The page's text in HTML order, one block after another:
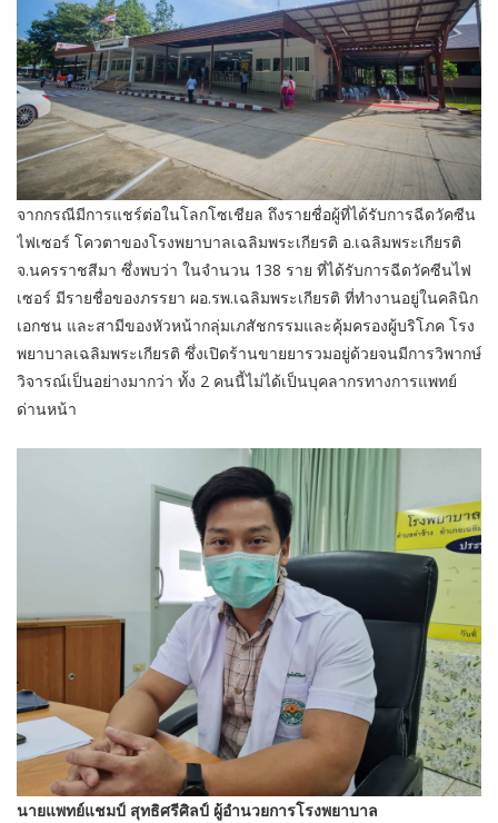
จากกรณีมีการแชร์ต่อในโลกโซเชียล ถึงรายชื่อผู้ที่ได้รับการฉีดวัคซีน
ไฟเซอร์ โควตาของโรงพยาบาลเฉลิมพระเกียรติ อ.เฉลิมพระเกียรติ
จ.นครราชสีมา ซึ่งพบว่า ในจำนวน 138 ราย ที่ได้รับการฉีดวัคซีนไฟ
เซอร์ มีรายชื่อของภรรยา ผอ.รพ.เฉลิมพระเกียรติ ที่ทำงานอยู่ในคลินิก
เอกชน และสามีของหัวหน้ากลุ่มเภสัชกรรมและคุ้มครองผู้บริโภค โรง
พยาบาลเฉลิมพระเกียรติ ซึ่งเปิดร้านขายยารวมอยู่ด้วยจนมีการวิพากษ์
วิจารณ์เป็นอย่างมากว่า ทั้ง 2 คนนี้ไม่ได้เป็นบุคลากรทางการแพทย์
ด่านหน้า
นายแพทย์แชมป์ สุทธิศรีศิลป์ ผู้อำนวยการโรงพยาบาล